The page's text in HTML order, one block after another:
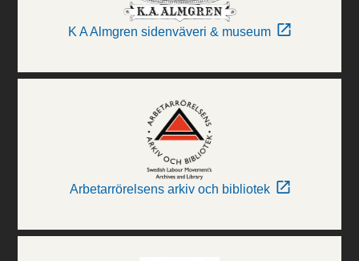
K A Almgren sidenväveri & museum
Arbetarrörelsens arkiv och bibliotek